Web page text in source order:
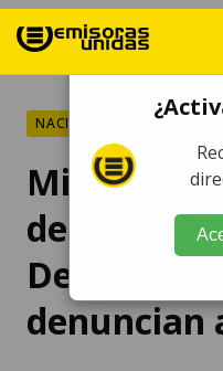
NACIONALES
Miembros
de
Derecho de
denuncian